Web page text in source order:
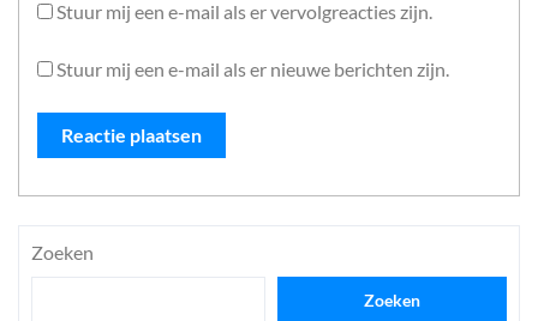
Stuur mij een e-mail als er vervolgreacties zijn.
Stuur mij een e-mail als er nieuwe berichten zijn.
Zoeken
Zoeken